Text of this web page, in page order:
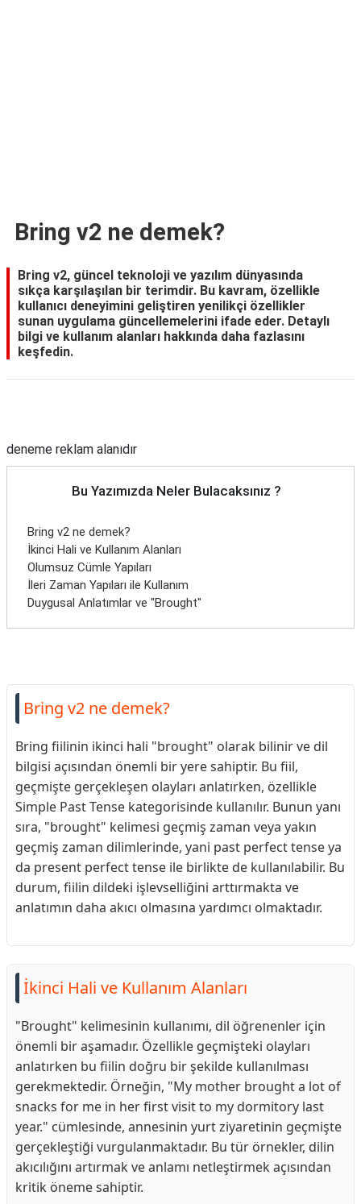
Bring v2 ne demek?
Bring v2, güncel teknoloji ve yazılım dünyasında
sıkça karşılaşılan bir terimdir. Bu kavram, özellikle
kullanıcı deneyimini geliştiren yenilikçi özellikler
sunan uygulama güncellemelerini ifade eder. Detaylı
bilgi ve kullanım alanları hakkında daha fazlasını
keşfedin.
deneme reklam alanıdır
Bu Yazımızda Neler Bulacaksınız ?
Bring v2 ne demek?
İkinci Hali ve Kullanım Alanları
Olumsuz Cümle Yapıları
İleri Zaman Yapıları ile Kullanım
Duygusal Anlatımlar ve "Brought"
Bring v2 ne demek?
Bring fiilinin ikinci hali "brought" olarak bilinir ve dil
bilgisi açısından önemli bir yere sahiptir. Bu fiil,
geçmişte gerçekleşen olayları anlatırken, özellikle
Simple Past Tense kategorisinde kullanılır. Bunun yanı
sıra, "brought" kelimesi geçmiş zaman veya yakın
geçmiş zaman dilimlerinde, yani past perfect tense ya
da present perfect tense ile birlikte de kullanılabilir. Bu
durum, fiilin dildeki işlevselliğini arttırmakta ve
anlatımın daha akıcı olmasına yardımcı olmaktadır.
İkinci Hali ve Kullanım Alanları
"Brought" kelimesinin kullanımı, dil öğrenenler için
önemli bir aşamadır. Özellikle geçmişteki olayları
anlatırken bu fiilin doğru bir şekilde kullanılması
gerekmektedir. Örneğin, "My mother brought a lot of
snacks for me in her first visit to my dormitory last
year." cümlesinde, annesinin yurt ziyaretinin geçmişte
gerçekleştiği vurgulanmaktadır. Bu tür örnekler, dilin
akıcılığını artırmak ve anlamı netleştirmek açısından
kritik öneme sahiptir.